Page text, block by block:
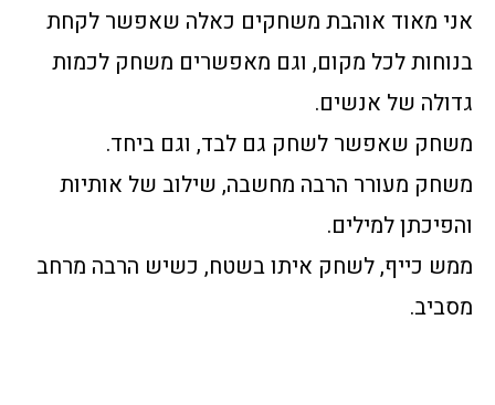
אני מאוד אוהבת משחקים כאלה שאפשר לקחת
בנוחות לכל מקום, וגם מאפשרים משחק לכמות
גדולה של אנשים.
משחק שאפשר לשחק גם לבד, וגם ביחד.
משחק מעורר הרבה מחשבה, שילוב של אותיות
והפיכתן למילים.
ממש כייף, לשחק איתו בשטח, כשיש הרבה מרחב
מסביב.